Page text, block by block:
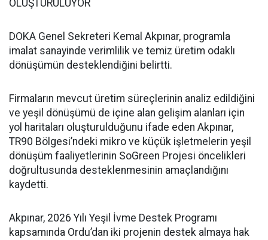
OLUŞTURULUYOR
DOKA Genel Sekreteri Kemal Akpınar, programla
imalat sanayinde verimlilik ve temiz üretim odaklı
dönüşümün desteklendiğini belirtti.
Firmaların mevcut üretim süreçlerinin analiz edildiğini
ve yeşil dönüşümü de içine alan gelişim alanları için
yol haritaları oluşturulduğunu ifade eden Akpınar,
TR90 Bölgesi’ndeki mikro ve küçük işletmelerin yeşil
dönüşüm faaliyetlerinin SoGreen Projesi öncelikleri
doğrultusunda desteklenmesinin amaçlandığını
kaydetti.
Akpınar, 2026 Yılı Yeşil İvme Destek Programı
kapsamında Ordu’dan iki projenin destek almaya hak